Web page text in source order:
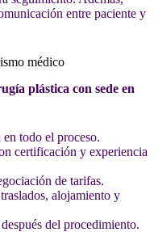
entre paciente y
médico
plástica con sede en
todo el proceso.
certificación y experiencia
de tarifas.
alojamiento y
del procedimiento.